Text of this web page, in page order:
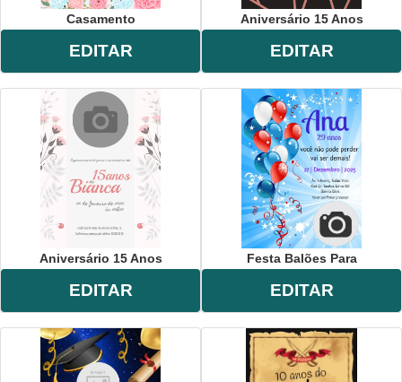
Casamento
EDITAR
Aniversário 15 Anos
EDITAR
Aniversário 15 Anos
EDITAR
Festa Balões Para
EDITAR